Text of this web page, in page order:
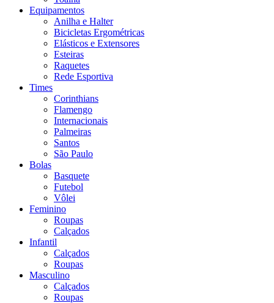
Equipamentos
Anilha e Halter
Bicicletas Ergométricas
Elásticos e Extensores
Esteiras
Raquetes
Rede Esportiva
Times
Corinthians
Flamengo
Internacionais
Palmeiras
Santos
São Paulo
Bolas
Basquete
Futebol
Vôlei
Feminino
Roupas
Calçados
Infantil
Calçados
Roupas
Masculino
Calçados
Roupas